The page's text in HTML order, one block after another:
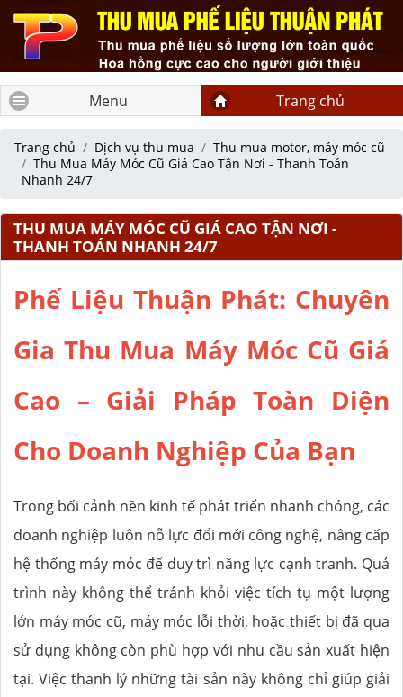
Menu Trang chủ
Trang chủ Dịch vụ thu mua
Thu mua motor, máy móc cũ
Thu Mua Máy Móc Cũ Giá Cao Tận Nơi - Thanh Toán
Nhanh 24/7
THU MUA MÁY MÓC CŨ GIÁ CAO TẬN NƠI -
THANH TOÁN NHANH 24/7
Phế Liệu Thuận Phát: Chuyên
Gia Thu Mua Máy Móc Cũ Giá
Cao – Giải Pháp Toàn Diện
Cho Doanh Nghiệp Của Bạn
Trong bối cảnh nền kinh tế phát triển nhanh chóng, các
doanh nghiệp luôn nỗ lực đổi mới công nghệ, nâng cấp
hệ thống máy móc để duy trì năng lực cạnh tranh. Quá
trình này không thể tránh khỏi việc tích tụ một lượng
lớn máy móc cũ, máy móc lỗi thời, hoặc thiết bị đã qua
sử dụng không còn phù hợp với nhu cầu sản xuất hiện
tại. Việc thanh lý những tài sản này không chỉ giúp giải